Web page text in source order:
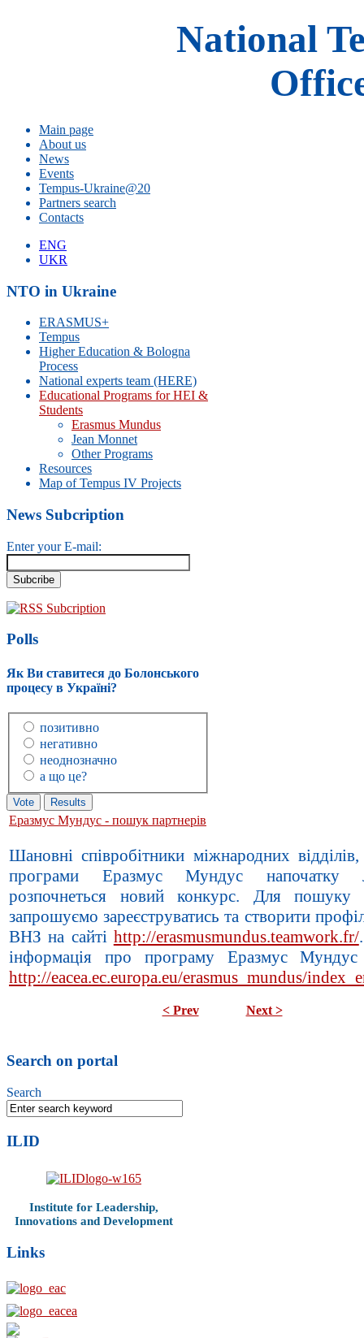
National
Main page
About us
News
Events
Tempus-Ukraine@20
Partners search
Contacts
ENG
UKR
NTO in Ukraine
ERASMUS+
Tempus
Higher Education & Bologna
Process
National experts team (HERE)
Educational Programs for HEI &
Students
Erasmus Mundus
Jean Monnet
Other Programs
Resources
Map of Tempus IV Projects
News Subcription
Enter your E-mail:
RSS Subcription
Polls
Як Ви ставитеся до Болонського
процесу в Україні?
позитивно
негативно
неоднозначно
а що це?
Еразмус Мундус - пошук партнерів
Шановні співробітники міжнародних
програми Еразмус Мундус напочатку
розпочнеться новий конкурс. Для пошуку
запрошуємо зареєструватись та створити
ВНЗ на сайті http://erasmusmundus.teamwork.fr/
інформація про програму Еразмус Мундус
http://eacea.ec.europa.eu/erasmus_mundus/
< Prev Next >
Search on portal
Search
ILID
Institute for Leadership,
Innovations and Development
Links